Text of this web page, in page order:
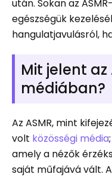
után. Sokan az
egészségük
hangulatjavulásról,
Mit jelent az
médiában?
Az ASMR, mint
volt közösségi média
amely a nézők
saját műfajává vált.